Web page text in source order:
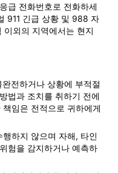
급 전화번호로 전화하세
911 긴급 상황 및 988 자
외의 지역에서는 현지
전하거나 상황에 부적절
법과 조치를 취하기 전에
임은 전적으로 귀하에게
하지 않으며 자해, 타인
험을 감지하거나 예측하